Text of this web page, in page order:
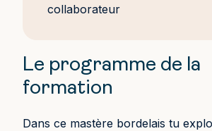
collaborateur
Le programme de la
formation
Dans ce mastère bordelais tu